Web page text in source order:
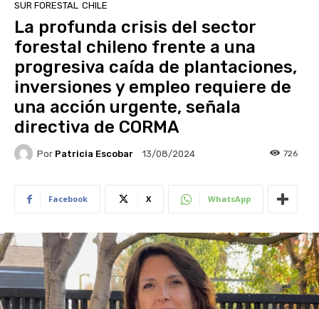
SUR FORESTAL CHILE
La profunda crisis del sector
forestal chileno frente a una
progresiva caída de plantaciones,
inversiones y empleo requiere de
una acción urgente, señala
directiva de CORMA
Por Patricia Escobar 13/08/2024 726
Facebook X WhatsApp